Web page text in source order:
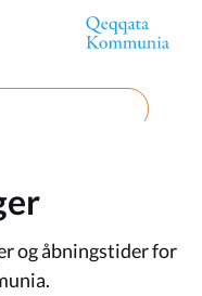
og åbningstider for